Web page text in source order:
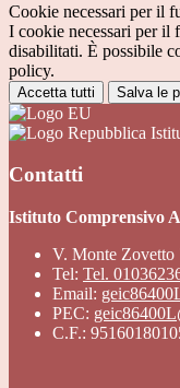
Cookie necessari per il
I cookie necessari per il
disabilitati. È possibile
policy.
Accetta tutti Salva le
Contatti
Istituto Comprensivo
V. Monte Zovetto
Tel: Tel.
Email:
PEC:
C.F.: